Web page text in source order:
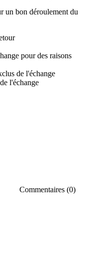
un bon déroulement du
pour des raisons
de l'échange
l'échange
Commentaires (0)